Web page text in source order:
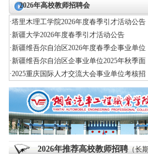
2026年高校教师招聘会
·塔里木理工学院2026年度春季引才活动公告
·新疆大学2026年度春季引才活动公告
·新疆维吾尔自治区2026年度春季企事业单位
·新疆维吾尔自治区企事业单位2025年秋季面
·2025重庆国际人才交流大会事业单位考核招
2026年推荐高校教师招聘 （长